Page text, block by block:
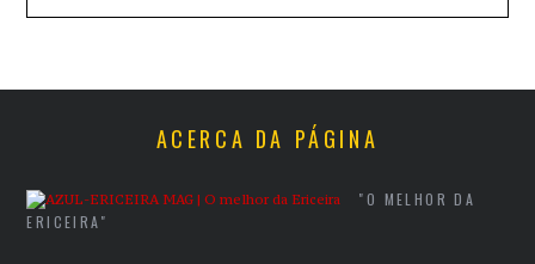
ACERCA DA PÁGINA
"O MELHOR DA
ERICEIRA"